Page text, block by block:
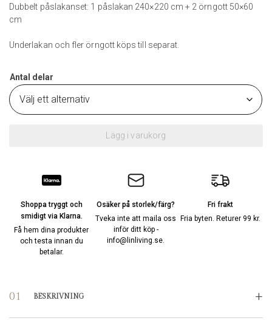
Dubbelt påslakanset: 1 påslakan 240×220 cm + 2 örngott 50×60
cm
Underlakan och fler örngott köps till separat.
Antal delar
Lägg i varukorg
Shoppa tryggt och
smidigt via Klarna.
Få hem dina produkter
och testa innan du
betalar.
Osäker på storlek/färg?
Tveka inte att maila oss
inför ditt köp -
info@linliving.se
Fri frakt
Fria byten. Returer 99 kr.
BESKRIVNING